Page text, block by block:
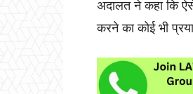
अदालत ने कहा कि
करने का कोई भी